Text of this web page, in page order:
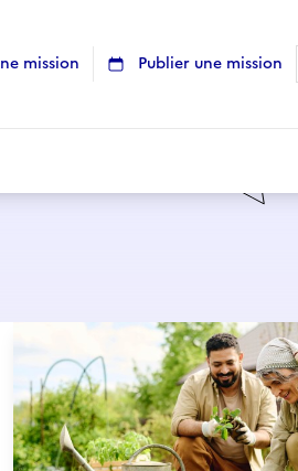
mission Publier une mission